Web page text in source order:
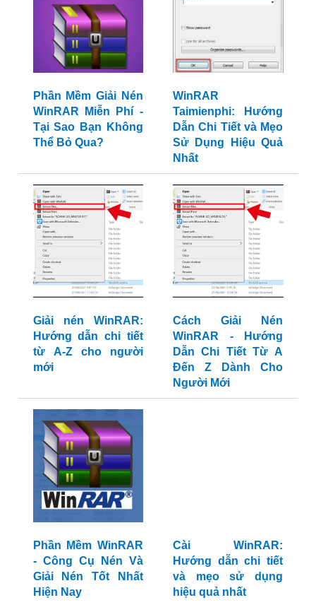
Phần Mềm Giải Nén
WinRAR Miễn Phí -
Tại Sao Bạn Không
Thể Bỏ Qua?
WinRAR
Taimienphi: Hướng
Dẫn Chi Tiết và Mẹo
Sử Dụng Hiệu Quả
Nhất
Giải nén WinRAR:
Hướng dẫn chi tiết
từ A-Z cho người
mới
Cách Giải Nén
WinRAR - Hướng
Dẫn Chi Tiết Từ A
Đến Z Dành Cho
Người Mới
Phần Mềm WinRAR
- Công Cụ Nén Và
Giải Nén Tốt Nhất
Hiện Nay
Cài WinRAR:
Hướng dẫn chi tiết
và mẹo sử dụng
hiệu quả nhất